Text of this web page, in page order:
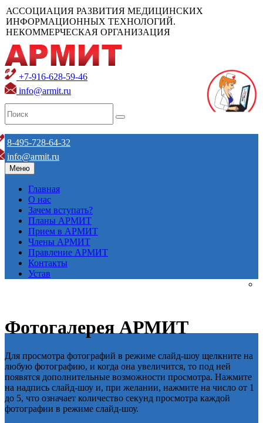
АССОЦИАЦИЯ РАЗВИТИЯ МЕДИЦИНСКИХ
ИНФОРМАЦИОННЫХ ТЕХНОЛОГИЙ.
НЕКОММЕРЧЕСКАЯ ОРГАНИЗАЦИЯ
+7-916-628-59-46
info@armit.ru
8-495-728-64-32
info@armit.ru
Меню
Главная
О нас
Зачем вступать?
Планы АРМИТ
Прием в АРМИТ
Члены АРМИТ
Правление АРМИТ
Контакты
Устав
Фотогалерея АРМИТ
Для просмотра фотографий в режиме слайд-шоу щелкните на
любую фотографию, и когда она увеличится, то под ней
появятся дополнительные возможности просмотра. Нажмите
на надпись слайд-шоу и, при желании, нажмите на число от 1
до 5, что означает количество секунд просмотра каждой
фотографии в режиме слайд-шоу.